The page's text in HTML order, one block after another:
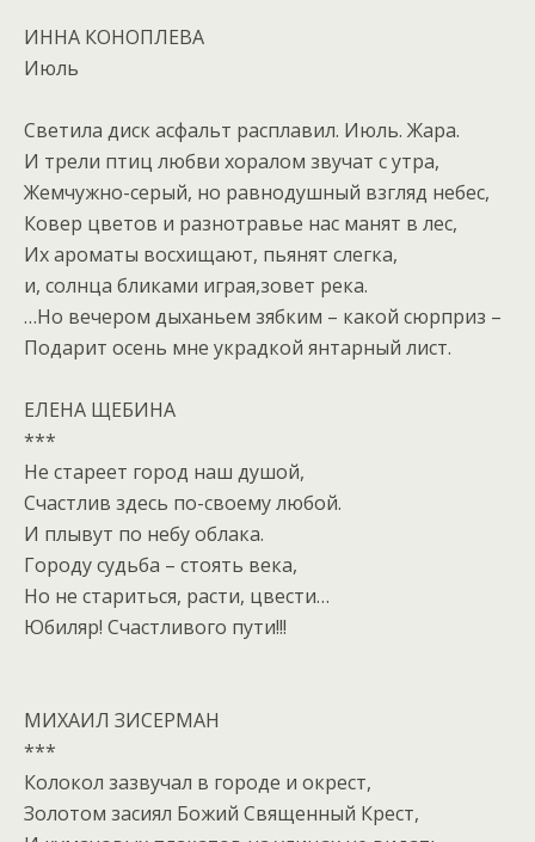
ИННА КОНОПЛЕВА
Июль
Светила диск асфальт расплавил. Июль. Жара.
И трели птиц любви хоралом звучат с утра,
Жемчужно-серый, но равнодушный взгляд небес,
Ковер цветов и разнотравье нас манят в лес,
Их ароматы восхищают, пьянят слегка,
и, солнца бликами играя,зовет река.
…Но вечером дыханьем зябким – какой сюрприз –
Подарит осень мне украдкой янтарный лист.
ЕЛЕНА ЩЕБИНА
***
Не стареет город наш душой,
Счастлив здесь по-своему любой.
И плывут по небу облака.
Городу судьба – стоять века,
Но не стариться, расти, цвести…
Юбиляр! Счастливого пути!!!
МИХАИЛ ЗИСЕРМАН
***
Колокол зазвучал в городе и окрест,
Золотом засиял Божий Священный Крест,